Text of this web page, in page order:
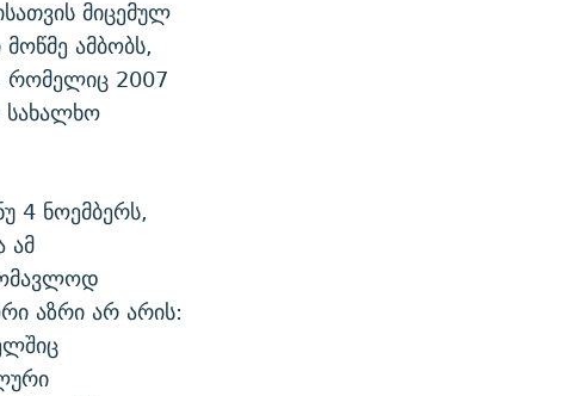
მიცემულ
ამბობს,
რომელიც 2007
სახალხო
4 ნოემბერს,
ამ
აზრი არ არის: